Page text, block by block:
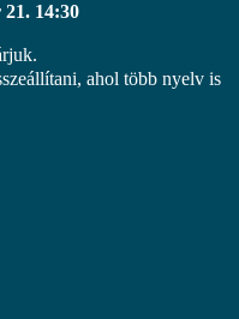
14:30
ahol több nyelv is